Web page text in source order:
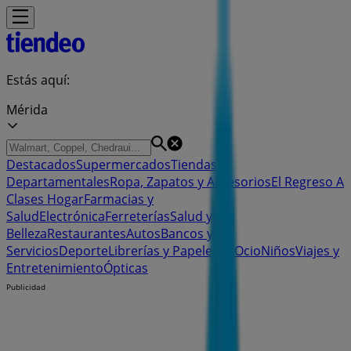
Estás aquí:
Mérida
DestacadosSupermercadosTiendas
DepartamentalesRopa, Zapatos y AccesoriosEl Regreso A
Clases HogarFarmacias y
SaludElectrónicaFerreteríasSalud y
BellezaRestaurantesAutosBancos y
ServiciosDeporteLibrerías y Papelerías OcioNiñosViajes y
EntretenimientoÓpticas
Publicidad